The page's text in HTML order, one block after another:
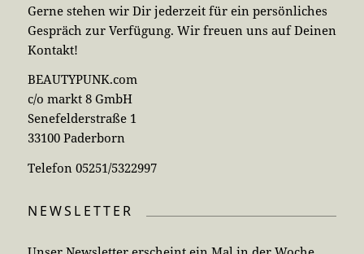
Gerne stehen wir Dir jederzeit für ein persönliches
Gespräch zur Verfügung. Wir freuen uns auf Deinen
Kontakt!
BEAUTYPUNK.com
c/o markt 8 GmbH
Senefelderstraße 1
33100 Paderborn
Telefon 05251/5322997
NEWSLETTER